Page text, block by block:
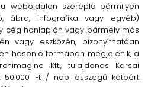
weboldalon szereplő bármilyen
ábra, infografika vagy egyéb)
cég honlapján vagy bármely más
vagy eszközén, bizonyíthatóan
hasonló formában megjelenik, a
Kft., tulajdonos Karsai
50.000 Ft / nap összegű kötbért